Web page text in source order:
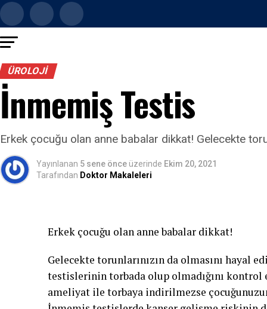
ÜROLOJI
İnmemiş Testis
Erkek çocuğu olan anne babalar dikkat! Gelecekte
Yayınlanan 5 sene önce üzerinde Ekim 20, 2021
Tarafından Doktor Makaleleri
Erkek çocuğu olan anne babalar dikkat!
Gelecekte torunlarınızın da olmasını hayal
testislerinin torbada olup olmadığını
ameliyat ile torbaya indirilmezse